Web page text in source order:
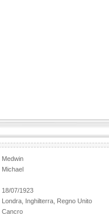
Medwin
Michael
18/07/1923
Londra, Inghilterra, Regno Unito
Cancro